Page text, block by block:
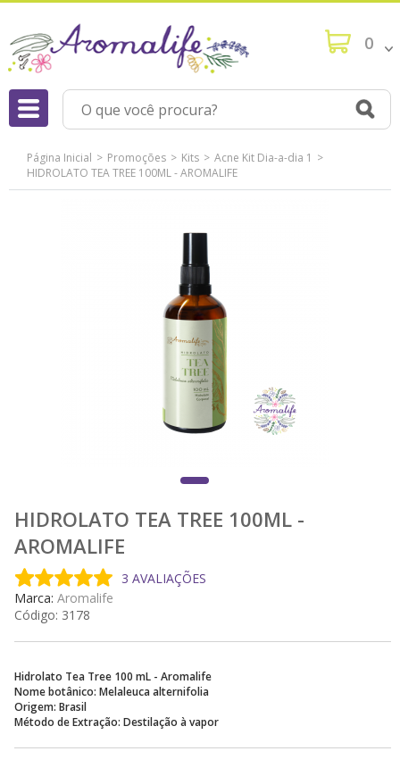
0
Página Inicial Promoções Kits
Acne Kit Dia-a-dia 1
HIDROLATO TEA TREE 100ML - AROMALIFE
HIDROLATO TEA TREE 100ML -
AROMALIFE
3 AVALIAÇÕES
Marca:Aromalife
Código: 3178
Hidrolato Tea Tree 100 mL - Aromalife
Nome botânico: Melaleuca alternifolia
Origem: Brasil
Método de Extração: Destilação à vapor